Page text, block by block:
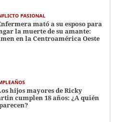
PASIONAL
mató a su esposo para
la muerte de su amante:
en la Centroamérica Oeste
hijos mayores de Ricky
cumplen 18 años: ¿A quién